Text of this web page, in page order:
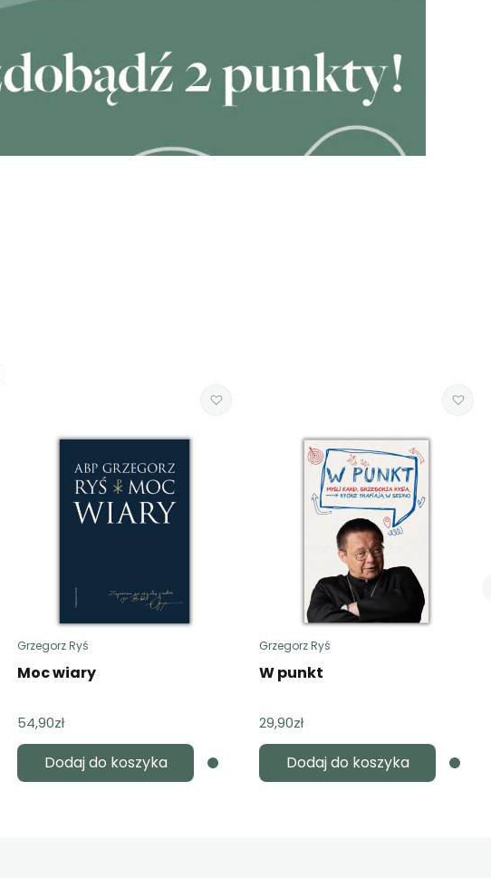
Grzegorz Ryś
Moc wiary
54,90zł
Dodaj do koszyka
Grzegorz Ryś
W punkt
29,90zł
Dodaj do koszyka